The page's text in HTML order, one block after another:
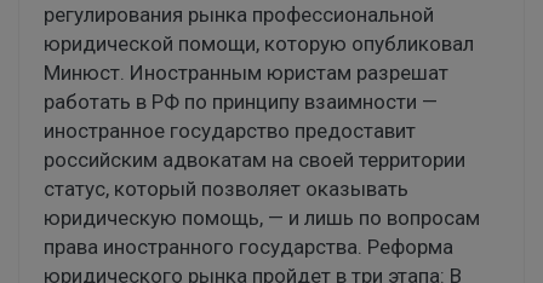
регулирования рынка профессиональной
юридической помощи, которую опубликовал
Минюст. Иностранным юристам разрешат
работать в РФ по принципу взаимности —
иностранное государство предоставит
российским адвокатам на своей территории
статус, который позволяет оказывать
юридическую помощь, — и лишь по вопросам
права иностранного государства. Реформа
юридического рынка пройдет в три этапа: В